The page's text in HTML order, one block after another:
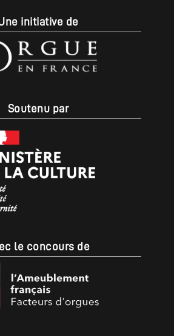
initiative de
Soutenu par
le concours de